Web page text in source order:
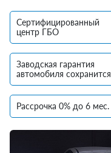
Сертифицированный
центр ГБО
Заводская гарантия
автомобиля сохранится
Рассрочка 0% до 6 мес.